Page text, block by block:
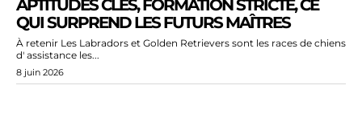
APTITUDES CLÉS, FORMATION STRICTE, CE
QUI SURPREND LES FUTURS MAÎTRES
À retenir Les Labradors et Golden Retrievers sont les races de chiens
d' assistance les...
8 juin 2026